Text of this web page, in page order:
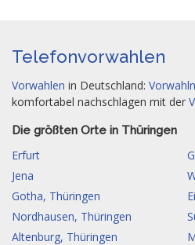
Telefonvorwahlen
Vorwahlen in Deutschland:
komfortabel nachschlagen mit der
Die größten Orte in Thüringen
Erfurt
Jena
Gotha, Thüringen
Nordhausen, Thüringen
Altenburg, Thüringen